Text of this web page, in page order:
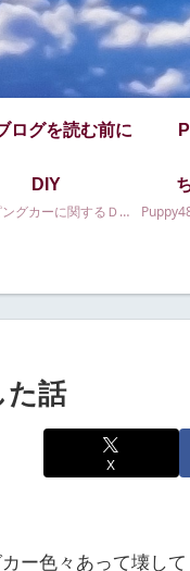
ログを読む前に
DIY
キャンピングカーに関するＤＩＹ等
た話
X
ー色々あって壊し